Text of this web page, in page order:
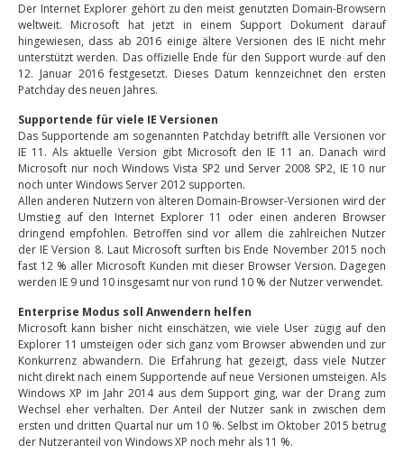
Der Internet Explorer gehört zu den meist genutzten Domain-Browsern
weltweit. Microsoft hat jetzt in einem Support Dokument darauf
hingewiesen, dass ab 2016 einige ältere Versionen des IE nicht mehr
unterstützt werden. Das offizielle Ende für den Support wurde auf den
12. Januar 2016 festgesetzt. Dieses Datum kennzeichnet den ersten
Patchday des neuen Jahres.
Supportende für viele IE Versionen
Das Supportende am sogenannten Patchday betrifft alle Versionen vor
IE 11. Als aktuelle Version gibt Microsoft den IE 11 an. Danach wird
Microsoft nur noch Windows Vista SP2 und Server 2008 SP2, IE 10 nur
noch unter Windows Server 2012 supporten.
Allen anderen Nutzern von älteren Domain-Browser-Versionen wird der
Umstieg auf den Internet Explorer 11 oder einen anderen Browser
dringend empfohlen. Betroffen sind vor allem die zahlreichen Nutzer
der IE Version 8. Laut Microsoft surften bis Ende November 2015 noch
fast 12 % aller Microsoft Kunden mit dieser Browser Version. Dagegen
werden IE 9 und 10 insgesamt nur von rund 10 % der Nutzer verwendet.
Enterprise Modus soll Anwendern helfen
Microsoft kann bisher nicht einschätzen, wie viele User zügig auf den
Explorer 11 umsteigen oder sich ganz vom Browser abwenden und zur
Konkurrenz abwandern. Die Erfahrung hat gezeigt, dass viele Nutzer
nicht direkt nach einem Supportende auf neue Versionen umsteigen. Als
Windows XP im Jahr 2014 aus dem Support ging, war der Drang zum
Wechsel eher verhalten. Der Anteil der Nutzer sank in zwischen dem
ersten und dritten Quartal nur um 10 %. Selbst im Oktober 2015 betrug
der Nutzeranteil von Windows XP noch mehr als 11 %.